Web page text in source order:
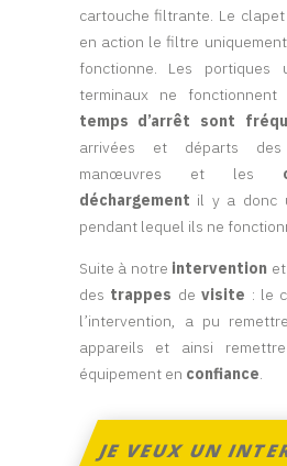
cartouche filtrante. Le
en action le filtre
fonctionne. Les portiques
terminaux ne fonctionnent
temps d’arrêt sont
arrivées et départs
manœuvres et les
déchargement il y a donc
pendant lequel ils ne
Suite à notre intervention
des trappes devisite : le
l’intervention, a pu
appareils et ainsi
équipement en confiance.
JE VEUX UN